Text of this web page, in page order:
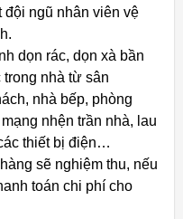
đội ngũ nhân viên vệ
dọn rác, dọn xà bần
nhà từ sân
nhà bếp, phòng
nhện trần nhà, lau
thiết bị điện…
sẽ nghiệm thu, nếu
toán chi phí cho